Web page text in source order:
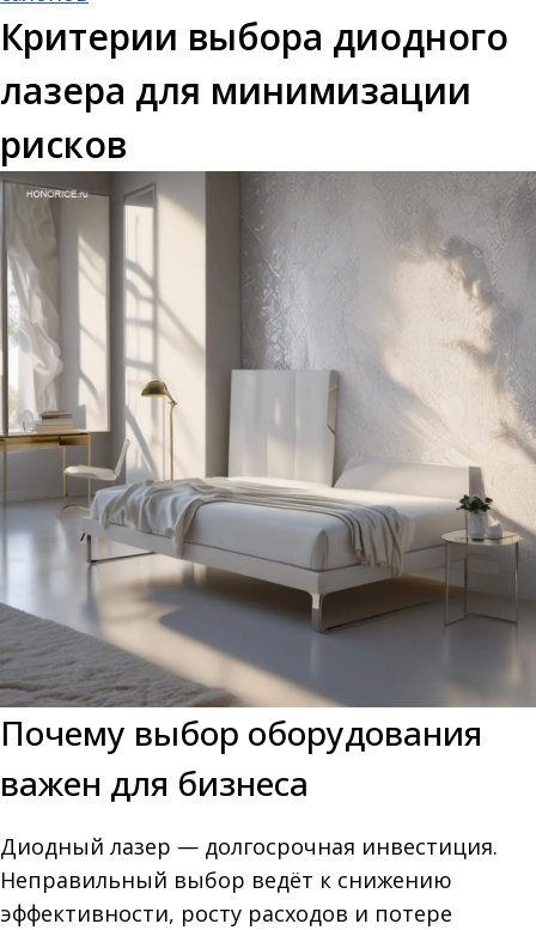
Критерии выбора диодного
лазера для минимизации
рисков
Почему выбор оборудования
важен для бизнеса
Диодный лазер — долгосрочная инвестиция.
Неправильный выбор ведёт к снижению
эффективности, росту расходов и потере